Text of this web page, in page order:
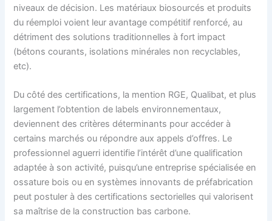
niveaux de décision. Les matériaux biosourcés et produits
du réemploi voient leur avantage compétitif renforcé, au
détriment des solutions traditionnelles à fort impact
(bétons courants, isolations minérales non recyclables,
etc).
Du côté des certifications, la mention RGE, Qualibat, et plus
largement l’obtention de labels environnementaux,
deviennent des critères déterminants pour accéder à
certains marchés ou répondre aux appels d’offres. Le
professionnel aguerri identifie l’intérêt d’une qualification
adaptée à son activité, puisqu’une entreprise spécialisée en
ossature bois ou en systèmes innovants de préfabrication
peut postuler à des certifications sectorielles qui valorisent
sa maîtrise de la construction bas carbone.